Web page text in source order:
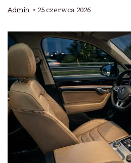
Admin 25 czerwca 2026